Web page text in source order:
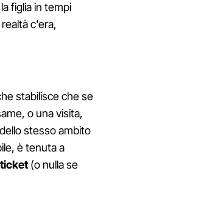
figlia in tempi
c'era,
stabilisce che se
o una visita,
stesso ambito
è tenuta a
(o nulla se